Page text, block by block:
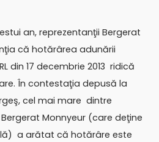
an, reprezentanţii Bergerat
că hotărârea adunării
din 17 decembrie 2013 ridică
În contestaţia depusă la
cel mai mare dintre
Bergerat Monnyeur (care deţine
a arătat că hotărâre este